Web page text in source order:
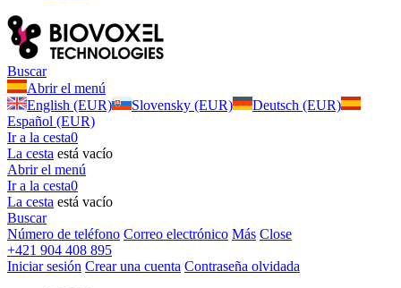
Buscar
Abrir el menú
English (EUR)
Slovensky (EUR)
Deutsch (EUR)
Español (EUR)
Ir a la cesta0
La cesta está vacío
Abrir el menú
Ir a la cesta0
La cesta está vacío
Buscar
Número de teléfono Correo electrónico Más Close
+421 904 408 895
Iniciar sesión Crear una cuenta Contraseña olvidada